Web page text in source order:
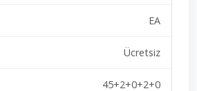
EA
Ücretsiz
45+2+0+2+0